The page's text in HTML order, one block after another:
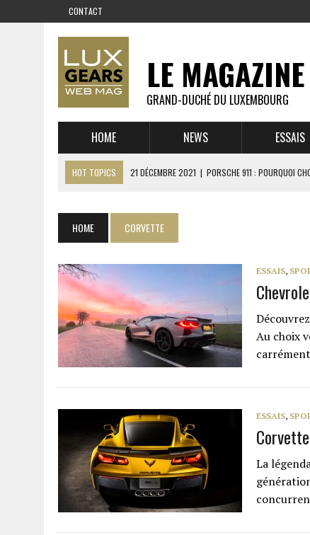
CONTACT
LE
GRAND-DUCHÉ DU LUXEMBOURG
HOME NEWS ESSAIS
HOT TOPICS 21 DÉCEMBRE 2021 | PORSCHE 911 : POURQUOI
1 JUIN 2021 | GROUPE 3 : ALPINE A110 1600 S VS PORSCHE 911 2,7 RS
6 AVRIL 2021 | DE L’HUILE SUR LA PISTE – ART CARS
22 OCTOBRE 2020 | EXPO MAZDA 100 ANS – AUTOWORLD
HOME CORVETTE
ESSAIS,
Au choix
ESSAIS,
La